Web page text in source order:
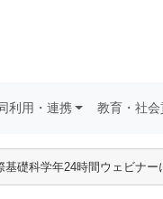
利用・連携 教育・社会
礎科学年24時間ウェビナー